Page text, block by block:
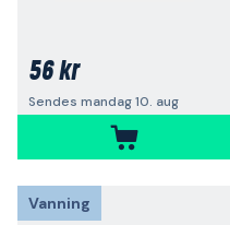
56 kr
Sendes mandag 10. aug
Vanning